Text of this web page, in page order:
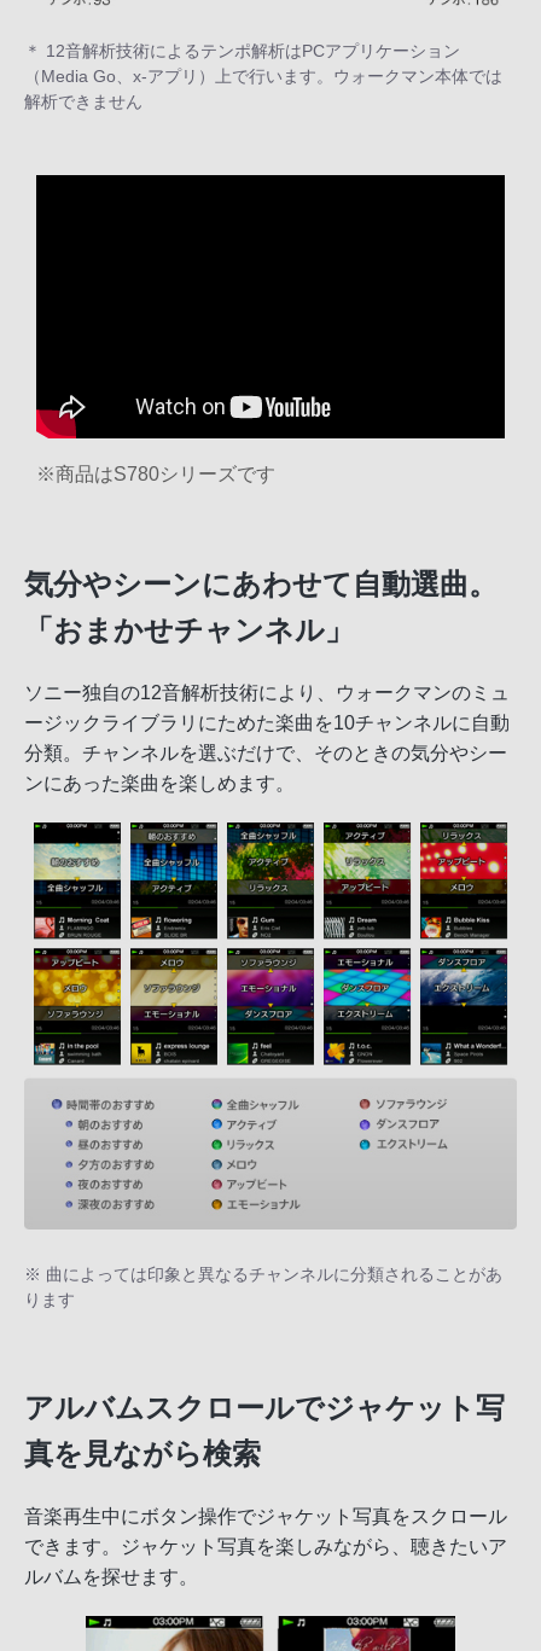
＊ 12音解析技術によるテンポ解析はPCアプリケーション
（Media Go、x-アプリ）上で行います。ウォークマン本体では
解析できません
※商品はS780シリーズです
気分やシーンにあわせて自動選曲。
「おまかせチャンネル」
ソニー独自の12音解析技術により、ウォークマンのミュ
ージックライブラリにためた楽曲を10チャンネルに自動
分類。チャンネルを選ぶだけで、そのときの気分やシー
ンにあった楽曲を楽しめます。
※ 曲によっては印象と異なるチャンネルに分類されることがあ
ります
アルバムスクロールでジャケット写
真を見ながら検索
音楽再生中にボタン操作でジャケット写真をスクロール
できます。ジャケット写真を楽しみながら、聴きたいア
ルバムを探せます。